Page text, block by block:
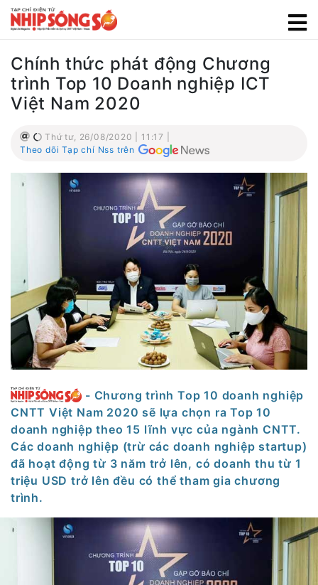
Chính thức phát động Chương
trình Top 10 Doanh nghiệp ICT
Việt Nam 2020
Thứ tư, 26/08/2020 | 11:17 |
Theo dõi Tạp chí Nss trên
- Chương trình Top 10 doanh nghiệp
CNTT Việt Nam 2020 sẽ lựa chọn ra Top 10
doanh nghiệp theo 15 lĩnh vực của ngành CNTT.
Các doanh nghiệp (trừ các doanh nghiệp startup)
đã hoạt động từ 3 năm trở lên, có doanh thu từ 1
triệu USD trở lên đều có thể tham gia chương
trình.